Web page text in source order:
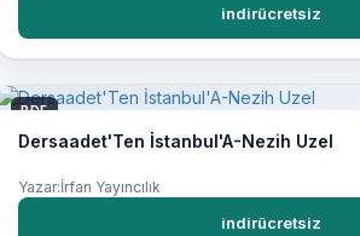
indirücretsiz
PDF
Dersaadet'Ten İstanbul'A-Nezih Uzel
Yazar:İrfan Yayıncılık
indirücretsiz